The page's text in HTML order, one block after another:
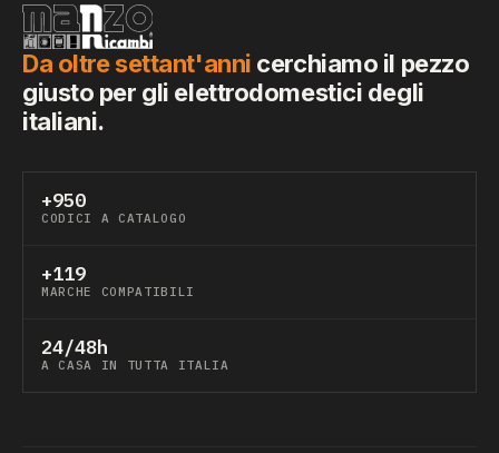
Da oltre settant'anni cerchiamo il pezzo
giusto per gli elettrodomestici degli
italiani.
+950
CODICI A CATALOGO
+119
MARCHE COMPATIBILI
24/48h
A CASA IN TUTTA ITALIA